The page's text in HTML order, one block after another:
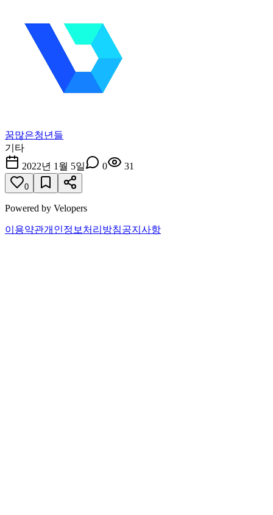
꿈많은청년들
기타
2022년 1월 5일
0 31
0
Powered by Velopers
이용약관개인정보처리방침공지사항